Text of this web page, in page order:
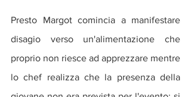
Presto Margot comincia a manifestare
disagio verso un'alimentazione che
proprio non riesce ad apprezzare mentre
lo chef realizza che la presenza della